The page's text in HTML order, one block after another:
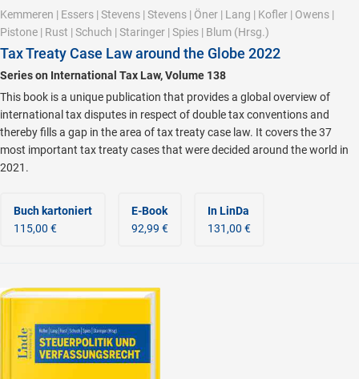
Kemmeren | Essers | Stevens | Stevens | Öner | Lang | Kofler | Owens |
Pistone | Rust | Schuch | Staringer | Spies | Blum (Hrsg.)
Tax Treaty Case Law around the Globe 2022
Series on International Tax Law, Volume 138
This book is a unique publication that provides a global overview of
international tax disputes in respect of double tax conventions and
thereby fills a gap in the area of tax treaty case law. It covers the 37
most important tax treaty cases that were decided around the world in
2021.
Buch kartoniert
115,00 €
E-Book
92,99 €
In LinDa
131,00 €